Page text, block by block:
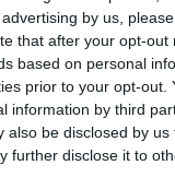
by us,
that after your opt-
based on personal
prior to your opt-
information by third
also be disclosed by
further disclose it to
οι
Thunderbirds
εναέριες